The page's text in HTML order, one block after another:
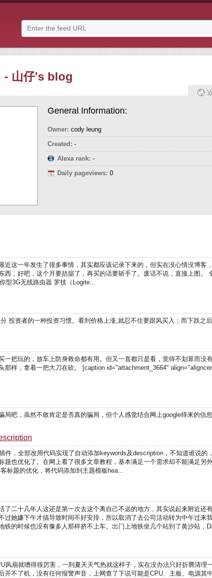
- 山仔's blog
General Information:
Owner: cody leung
Created: -
Alexa rank: -
Daily pageviews: 0
近这一年发生了很多事情，其实都应该记录下来的，但实在没心情没博客
西，好吧，这个月要拮据了，再买的话要斩手了。废话不说，直接上图。
型3G无线路由器 罗技（Logite...
资者的一种投资习惯。看到价格上涨,就忍不住要跟风买入；而下跌之后
一把玩的，放车上防身救命都有用。但又一直都只是看，觉得不划算而没
那样，拿着一把大刀在砍。 [caption id="attachment_3664"
吧，虽然不敢肯定是否真的骗局，但个人感觉结合网上google得来的信
件，全部改用代码实现了自动添加keywords及description，不知道谁说的
题也优化了。在网上看了很多文章教程，基本满足一个需求却不能满足另
标题的优化，将代码添加到主题模板hea...
了二十几年人这还是第一次去这个离自己不远的地方，其实说起来附近还
过她嫌下午才搞导致时间不好安排，所以取消了去公司活动转为中午过来
铁的时候也没有像多人那样挤不上车。出门上地铁坐几个站到了黄沙站，
风扇就嘈得很厉害，一到夏天天气热就这样子，实在没办法只好折腾清理
开不了机，没有任何报警声音，上网查了下说可能是CPU、主板、电源其